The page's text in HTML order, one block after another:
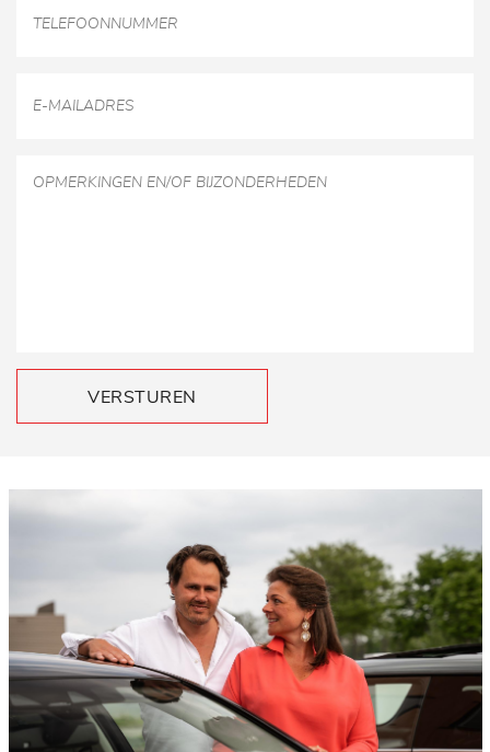
VERSTUREN